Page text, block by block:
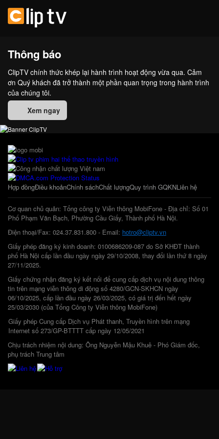
Thông báo
ClipTV chính thức khép lại hành trình hoạt động vừa qua. Cảm
ơn Quý khách đã trở thành một phần quan trọng trong hành trình
của chúng tôi.
Xem ngay
Hợp đồngĐiều khoảnChính sáchChất lượngQuy trình GQKNLiên hệ
Cơ quan chủ quản: Tổng công ty Viễn thông MobiFone - Địa chỉ: Số 01
Phố Phạm Văn Bạch, Phường Cầu Giấy, Thành phố Hà Nội.
Điện thoại/Fax: 024.37.831.800 - Email: hotro@cliptv.vn
Giấy phép đăng ký kinh doanh: 0100686209-087 do Sở KHĐT thành
phố Hà Nội cấp lần đầu ngày ngày 29/10/2008, thay đổi lần thứ 8 ngày
27/11/2025.
Giấy chứng nhận đăng ký kết nối để cung cấp dịch vụ nội dung thông
tin trên mạng viễn thông di động số 4280/GCN-SKHCN ngày
06/10/2025, cấp lần đầu ngày 26/03/2025, có giá trị đến hết ngày
25/03/2030 (của Tổng Công ty Viễn thông MobiFone)
Giấy phép Cung cấp Dịch vụ Phát thanh, Truyền hình trên mạng
Internet số 273/GP-BTTTT cấp ngày 12/05/2021
Chịu trách nhiệm nội dung: Ông Nguyễn Mậu Khuê - Phó Giám đốc,
phụ trách Trung tâm